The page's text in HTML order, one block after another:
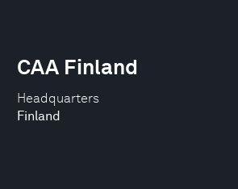
Headquarters
Finland
CAA Finland